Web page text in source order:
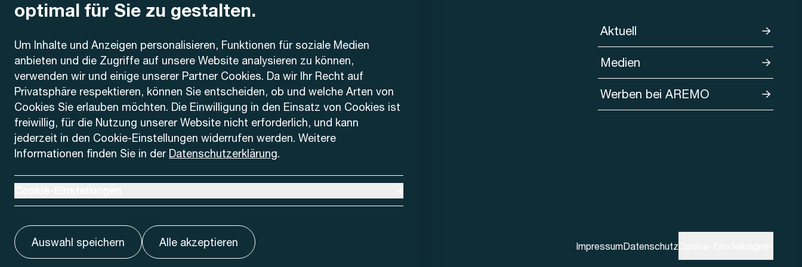
optimal für Sie zu gestalten.
Um Inhalte und Anzeigen personalisieren, Funktionen für soziale Medien
anbieten und die Zugriffe auf unsere Website analysieren zu können,
verwenden wir und einige unserer Partner Cookies. Da wir Ihr Recht auf
Privatsphäre respektieren, können Sie entscheiden, ob und welche Arten von
Cookies Sie erlauben möchten. Die Einwilligung in den Einsatz von Cookies ist
freiwillig, für die Nutzung unserer Website nicht erforderlich, und kann
jederzeit in den Cookie-Einstellungen widerrufen werden. Weitere
Informationen finden Sie in der Datenschutzerklärung.
Auswahl speichern Alle akzeptieren
AREMO
Busbetrieb Solothurn Grenchen und Umgebung AG
Dornacherstrasse 48
4500 Solothurn
Telefon
+41 32 622 37 22
Kontaktformular
Aktuell
Medien
Werben bei AREMO
ImpressumDatenschutz